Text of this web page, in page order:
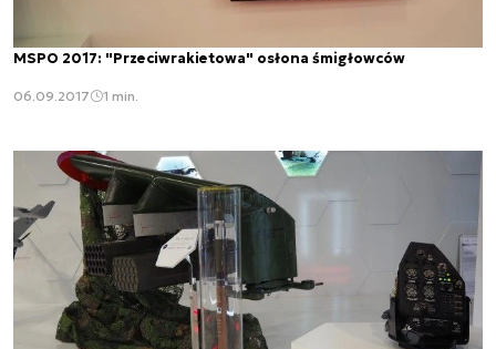
MSPO 2017: "Przeciwrakietowa" osłona śmigłowców
06.09.2017 1 min.